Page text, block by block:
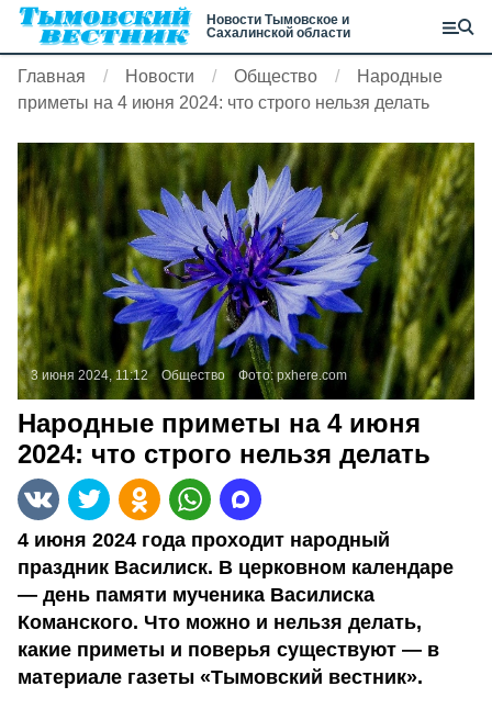
Новости Тымовское и
Сахалинской области
Главная Новости Общество
Народные
приметы на 4 июня 2024: что строго нельзя делать
3 июня 2024, 11:12 Общество Фото: pxhere.com
Народные приметы на 4 июня
2024: что строго нельзя делать
4 июня 2024 года проходит народный
праздник Василиск. В церковном календаре
— день памяти мученика Василиска
Команского. Что можно и нельзя делать,
какие приметы и поверья существуют — в
материале газеты «Тымовский вестник».